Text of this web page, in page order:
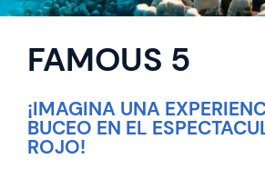
FAMOUS 5
¡IMAGINA UNA
BUCEO EN EL
ROJO!